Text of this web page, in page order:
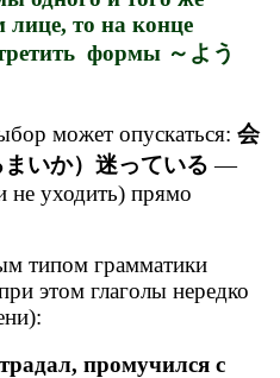
лице, то на конце
формы ～よう
может опускаться: 会
いか）迷っている —
не уходить) прямо
типом грамматики
этом глаголы нередко
промучился с